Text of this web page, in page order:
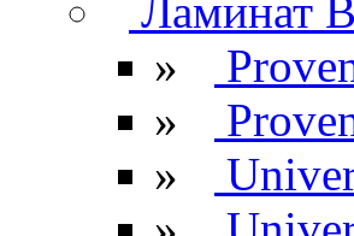
Ламинат
»
»
»